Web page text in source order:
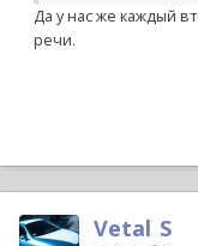
Да у нас же каждый
речи.
Vetal_S